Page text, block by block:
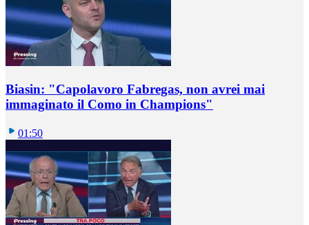
Biasin: "Capolavoro Fabregas, non avrei mai
immaginato il Como in Champions"
01:50